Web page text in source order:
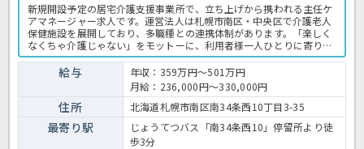
新規開設予定の居宅介護支援事業所で、立ち上げから携われる主任ケ
アマネージャー求人です。運営法人は札幌市南区・中央区で介護老人
保健施設を展開しており、多職種との連携体制があります。「楽しく
なくちゃ介護じゃない」をモットーに、利用者様一人ひとりに寄り添
うサービスを提供しています。職場の雰囲気や仕事内容について詳し
く知りたい方は、見学やご相談からでも歓迎しています。お気軽にお
問い合わせください。新しい事業所づくりに興味がある方や、これま
でのケアマネジメント経験を活かしてステップアップしたい方におす
すめです。介護支援専門員の業務全般です。〈介護支援専門員 正職
員 居宅支援事業所の求人〉
給与
年収：359万円～501万円
月給：236,000円～330,000円
住所 北海道札幌市南区南34条西10丁目3-35
最寄り駅
じょうてつバス「南34条西10」停留所より徒
歩3分